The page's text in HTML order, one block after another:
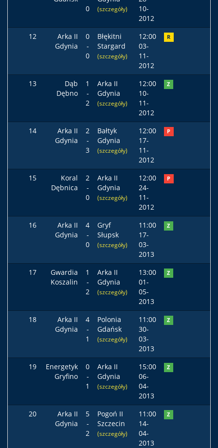
0
(szczegóły)
10-
2012
12
Arka II
Gdynia
0
-
0
Błękitni
Stargard
(szczegóły)
12:00
03-
11-
2012
R
13
Dąb
Dębno
1
-
2
Arka II
Gdynia
(szczegóły)
12:00
10-
11-
2012
Z
14
Arka II
Gdynia
2
-
3
Bałtyk
Gdynia
(szczegóły)
12:00
17-
11-
2012
P
15
Koral
Dębnica
2
-
0
Arka II
Gdynia
(szczegóły)
12:00
24-
11-
2012
P
16
Arka II
Gdynia
4
-
0
Gryf
Słupsk
(szczegóły)
11:00
17-
03-
2013
Z
17
Gwardia
Koszalin
1
-
2
Arka II
Gdynia
(szczegóły)
13:00
01-
05-
2013
Z
18
Arka II
Gdynia
4
-
1
Polonia
Gdańsk
(szczegóły)
11:00
30-
03-
2013
Z
19
Energetyk
Gryfino
0
-
1
Arka II
Gdynia
(szczegóły)
15:00
06-
04-
2013
Z
20
Arka II
Gdynia
5
-
2
Pogoń II
Szczecin
(szczegóły)
11:00
14-
04-
2013
Z